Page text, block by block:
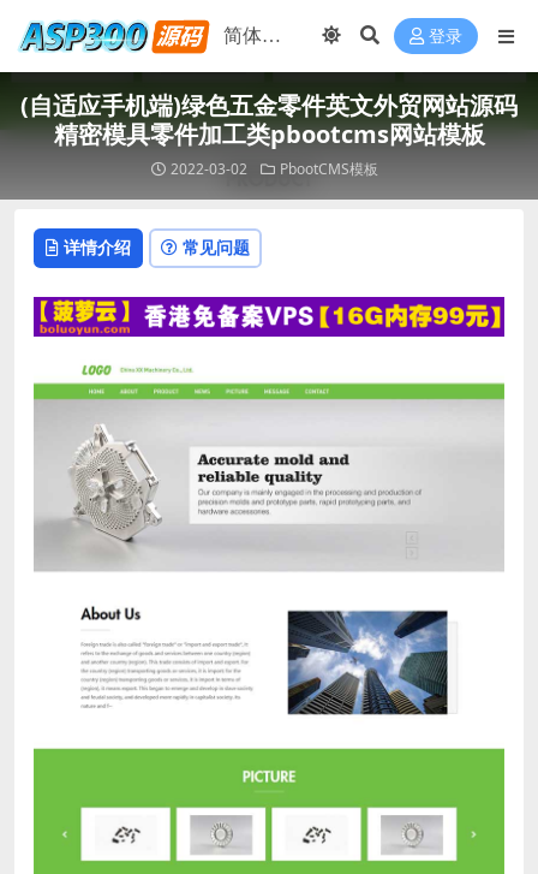
登录
(自适应手机端)绿色五金零件英文外贸网站源码
精密模具零件加工类pbootcms网站模板
2022-03-02 PbootCMS模板
详情介绍 常见问题